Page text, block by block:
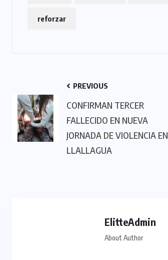
reforzar
PREVIOUS
CONFIRMAN TERCER
FALLECIDO EN NUEVA
JORNADA DE VIOLENCIA EN
LLALLAGUA
ElitteAdmin
About Author